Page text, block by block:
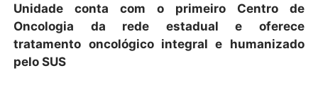
Unidade conta com o primeiro Centro de
Oncologia da rede estadual e oferece
tratamento oncológico integral e humanizado
pelo SUS